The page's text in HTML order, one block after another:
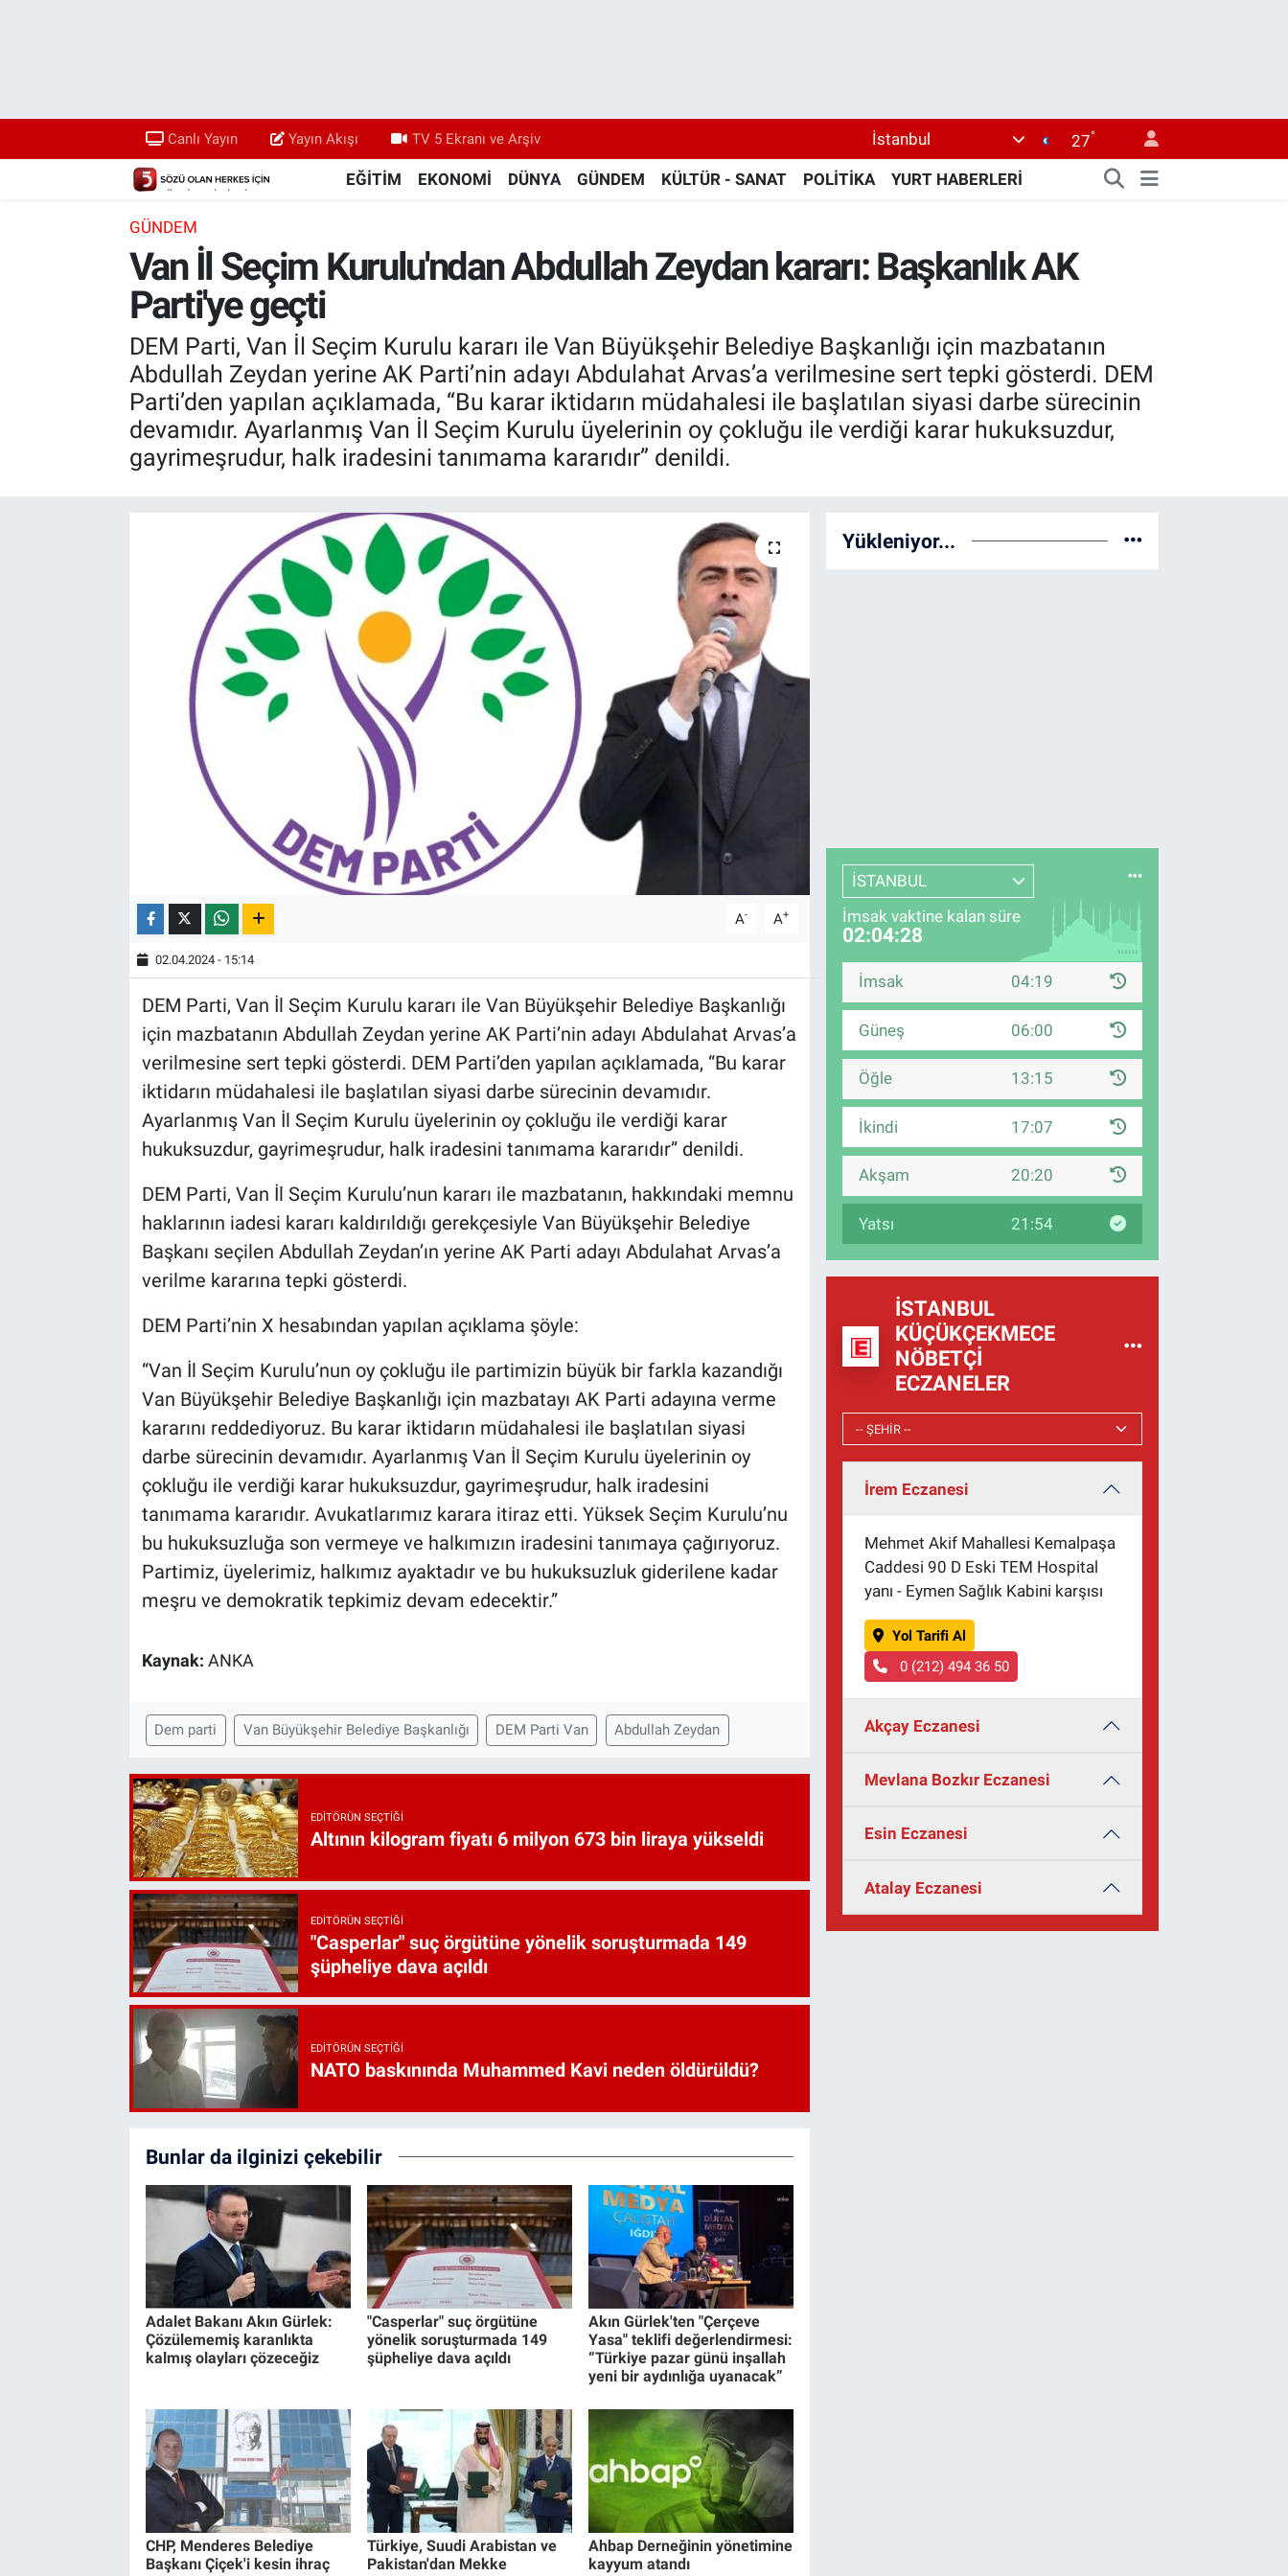
Canlı Yayın Yayın Akışı TV 5 Ekranı ve Arşiv İstanbul 27°
EĞİTİM EKONOMİ DÜNYA GÜNDEM KÜLTÜR - SANAT POLİTİKA YURT HABERLERİ
GÜNDEM
Van İl Seçim Kurulu'ndan Abdullah Zeydan kararı: Başkanlık AK
Parti'ye geçti
DEM Parti, Van İl Seçim Kurulu kararı ile Van Büyükşehir Belediye Başkanlığı için mazbatanın
Abdullah Zeydan yerine AK Parti’nin adayı Abdulahat Arvas’a verilmesine sert tepki gösterdi. DEM
Parti’den yapılan açıklamada, “Bu karar iktidarın müdahalesi ile başlatılan siyasi darbe sürecinin
devamıdır. Ayarlanmış Van İl Seçim Kurulu üyelerinin oy çokluğu ile verdiği karar hukuksuzdur,
gayrimeşrudur, halk iradesini tanımama kararıdır” denildi.
A- A+
02.04.2024 - 15:14
DEM Parti, Van İl Seçim Kurulu kararı ile Van Büyükşehir Belediye Başkanlığı
için mazbatanın Abdullah Zeydan yerine AK Parti’nin adayı Abdulahat Arvas’a
verilmesine sert tepki gösterdi. DEM Parti’den yapılan açıklamada, “Bu karar
iktidarın müdahalesi ile başlatılan siyasi darbe sürecinin devamıdır.
Ayarlanmış Van İl Seçim Kurulu üyelerinin oy çokluğu ile verdiği karar
hukuksuzdur, gayrimeşrudur, halk iradesini tanımama kararıdır” denildi.
DEM Parti, Van İl Seçim Kurulu’nun kararı ile mazbatanın, hakkındaki memnu
haklarının iadesi kararı kaldırıldığı gerekçesiyle Van Büyükşehir Belediye
Başkanı seçilen Abdullah Zeydan’ın yerine AK Parti adayı Abdulahat Arvas’a
verilme kararına tepki gösterdi.
DEM Parti’nin X hesabından yapılan açıklama şöyle:
“Van İl Seçim Kurulu’nun oy çokluğu ile partimizin büyük bir farkla kazandığı
Van Büyükşehir Belediye Başkanlığı için mazbatayı AK Parti adayına verme
kararını reddediyoruz. Bu karar iktidarın müdahalesi ile başlatılan siyasi
darbe sürecinin devamıdır. Ayarlanmış Van İl Seçim Kurulu üyelerinin oy
çokluğu ile verdiği karar hukuksuzdur, gayrimeşrudur, halk iradesini
tanımama kararıdır. Avukatlarımız karara itiraz etti. Yüksek Seçim Kurulu’nu
bu hukuksuzluğa son vermeye ve halkımızın iradesini tanımaya çağırıyoruz.
Partimiz, üyelerimiz, halkımız ayaktadır ve bu hukuksuzluk giderilene kadar
meşru ve demokratik tepkimiz devam edecektir.”
Kaynak: ANKA
Dem parti Van Büyükşehir Belediye Başkanlığı DEM Parti Van Abdullah Zeydan
EDITÖRÜN SEÇTIĞI
Altının kilogram fiyatı 6 milyon 673 bin liraya yükseldi
EDITÖRÜN SEÇTIĞI
"Casperlar" suç örgütüne yönelik soruşturmada 149
şüpheliye dava açıldı
EDITÖRÜN SEÇTIĞI
NATO baskınında Muhammed Kavi neden öldürüldü?
Bunlar da ilginizi çekebilir
Adalet Bakanı Akın Gürlek:
Çözülememiş karanlıkta
kalmış olayları çözeceğiz
"Casperlar" suç örgütüne
yönelik soruşturmada 149
şüpheliye dava açıldı
Akın Gürlek'ten "Çerçeve
Yasa" teklifi değerlendirmesi:
“Türkiye pazar günü inşallah
yeni bir aydınlığa uyanacak”
CHP, Menderes Belediye
Başkanı Çiçek'i kesin ihraç
Türkiye, Suudi Arabistan ve
Pakistan'dan Mekke
Ahbap Derneğinin yönetimine
kayyum atandı
Yükleniyor...
İSTANBUL
İmsak vaktine kalan süre
02:04:27
İmsak 04:19
Güneş 06:00
Öğle 13:15
İkindi 17:07
Akşam 20:20
Yatsı 21:54
İSTANBUL
KÜÇÜKÇEKMECE
NÖBETÇI
ECZANELER
İrem Eczanesi
Mehmet Akif Mahallesi Kemalpaşa
Caddesi 90 D Eski TEM Hospital
yanı - Eymen Sağlık Kabini karşısı
Yol Tarifi Al
0 (212) 494 36 50
Akçay Eczanesi
Mevlana Bozkır Eczanesi
Esin Eczanesi
Atalay Eczanesi
Yayın Akışı
TV 5 Ekranı ve Arşiv